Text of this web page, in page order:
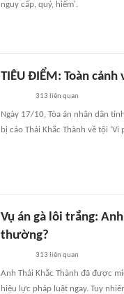
nguy cấp, quý, hiếm'.
TIÊU ĐIỂM: Toàn
313 liên quan
Ngày 17/10, Tòa án nhân dân
bị cáo Thái Khắc Thành về tội
Vụ án gà lôi trắng:
thường?
313 liên quan
Anh Thái Khắc Thành đã được
hiệu lực pháp luật ngay. Tuy